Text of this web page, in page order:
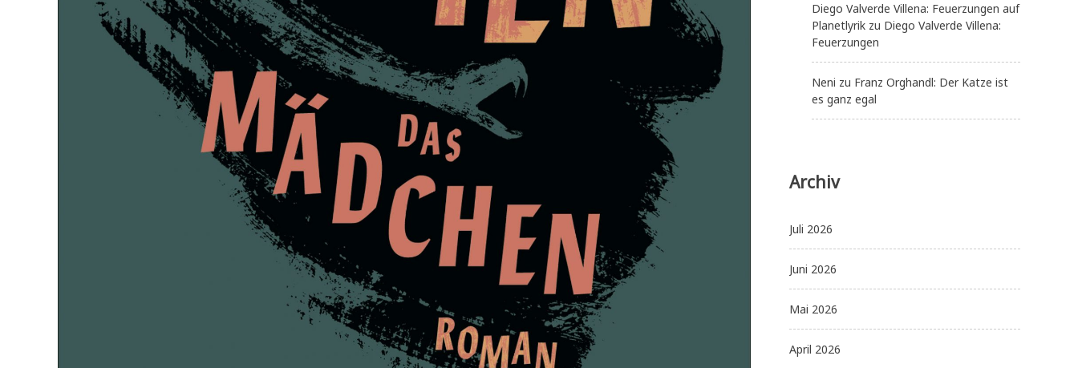
Diego Valverde Villena: Feuerzungen auf
Planetlyrik zu Diego Valverde Villena:
Feuerzungen
Neni zu Franz Orghandl: Der Katze ist
es ganz egal
Archiv
Juli 2026
Juni 2026
Mai 2026
April 2026